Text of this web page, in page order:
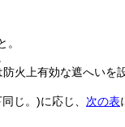
火上有効な遮へいを
じ。)に応じ、 次の表